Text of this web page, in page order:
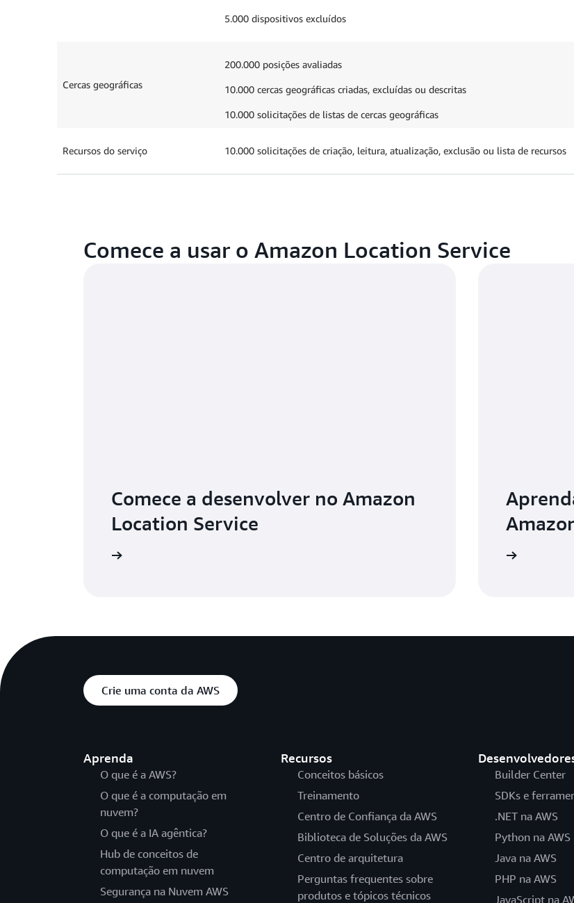
5.000 dispositivos excluídos
Cercas geográficas
200.000 posições avaliadas
10.000 cercas geográficas criadas, excluídas ou descritas
10.000 solicitações de listas de cercas geográficas
Recursos do serviço 10.000 solicitações de criação, leitura, atualização, exclusão ou lista de recursos
Comece a usar o Amazon Location Service
Comece a desenvolver no Amazon
Location Service
Crie uma conta da AWS
Aprenda
O que é a AWS?
O que é a computação em
nuvem?
O que é a IA agêntica?
Hub de conceitos de
computação em nuvem
Segurança na Nuvem AWS
Recursos
Conceitos básicos
Treinamento
Centro de Confiança da AWS
Biblioteca de Soluções da AWS
Centro de arquitetura
Perguntas frequentes sobre
produtos e tópicos técnicos
Builder Center
SDKs e
.NET na AWS
Python na AWS
Java na AWS
PHP na AWS
JavaScript na